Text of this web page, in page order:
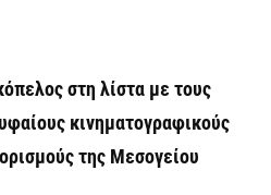
στη λίστα με τους
κινηματογραφικούς
της Μεσογείου